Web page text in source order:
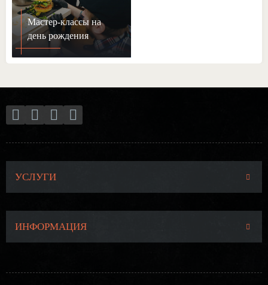
Мастер-классы на
день рождения
УСЛУГИ
ИНФОРМАЦИЯ